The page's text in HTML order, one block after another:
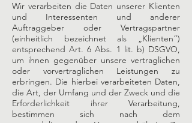
Wir verarbeiten die Daten unserer Klienten
und Interessenten und anderer
Auftraggeber oder Vertragspartner
(einheitlich bezeichnet als „Klienten“)
entsprechend Art. 6 Abs. 1 lit. b) DSGVO,
um ihnen gegenüber unsere vertraglichen
oder vorvertraglichen Leistungen zu
erbringen. Die hierbei verarbeiteten Daten,
die Art, der Umfang und der Zweck und die
Erforderlichkeit ihrer Verarbeitung,
bestimmen sich nach dem